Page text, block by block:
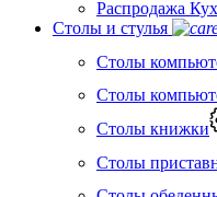
Распродажа
Столы и стулья
Столы
Столы
Столы книжки
Столы